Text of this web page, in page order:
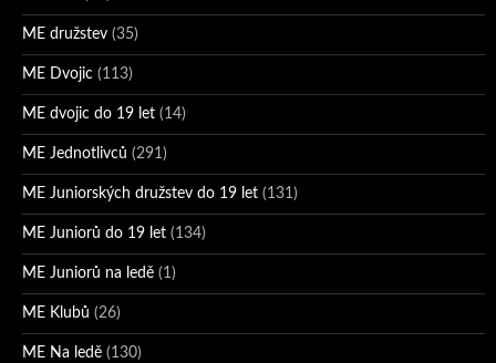
ME družstev (35)
ME Dvojic (113)
ME dvojic do 19 let (14)
ME Jednotlivců (291)
ME Juniorských družstev do 19 let (131)
ME Juniorů do 19 let (134)
ME Juniorů na ledě (1)
ME Klubů (26)
ME Na ledě (130)